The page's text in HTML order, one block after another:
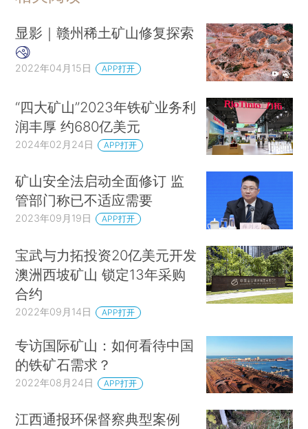
显影｜赣州稀土矿山修复探索
2022年04月15日 APP打开
“四大矿山”2023年铁矿业务利
润丰厚 约680亿美元
2024年02月24日 APP打开
矿山安全法启动全面修订 监
管部门称已不适应需要
2023年09月19日 APP打开
宝武与力拓投资20亿美元开发
澳洲西坡矿山 锁定13年采购
合约
2022年09月14日 APP打开
专访国际矿山：如何看待中国
的铁矿石需求？
2022年08月24日 APP打开
江西通报环保督察典型案例